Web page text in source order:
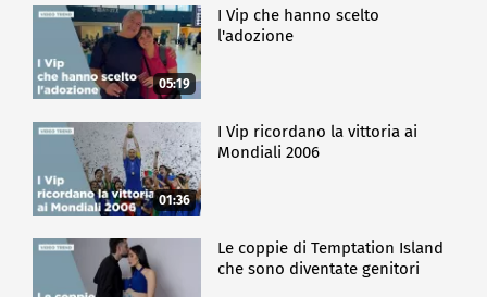
05:19
I Vip che hanno scelto
l'adozione
01:36
I Vip ricordano la vittoria ai
Mondiali 2006
Le coppie di Temptation Island
che sono diventate genitori